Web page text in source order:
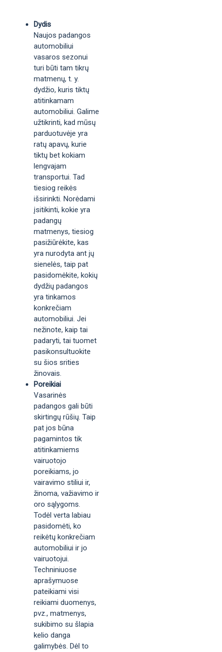
Dydis
Naujos padangos
automobiliui
vasaros sezonui
turi būti tam tikrų
matmenų, t. y.
dydžio, kuris tiktų
atitinkamam
automobiliui. Galime
užtikrinti, kad mūsų
parduotuvėje yra
ratų apavų, kurie
tiktų bet kokiam
lengvajam
transportui. Tad
tiesiog reikės
išsirinkti. Norėdami
įsitikinti, kokie yra
padangų
matmenys, tiesiog
pasižiūrėkite, kas
yra nurodyta ant jų
sienelės, taip pat
pasidomėkite, kokių
dydžių padangos
yra tinkamos
konkrečiam
automobiliui. Jei
nežinote, kaip tai
padaryti, tai tuomet
pasikonsultuokite
su šios srities
žinovais.
Poreikiai
Vasarinės
padangos gali būti
skirtingų rūšių. Taip
pat jos būna
pagamintos tik
atitinkamiems
vairuotojo
poreikiams, jo
vairavimo stiliui ir,
žinoma, važiavimo ir
oro sąlygoms.
Todėl verta labiau
pasidomėti, ko
reikėtų konkrečiam
automobiliui ir jo
vairuotojui.
Techniniuose
aprašymuose
pateikiami visi
reikiami duomenys,
pvz., matmenys,
sukibimo su šlapia
kelio danga
galimybės. Dėl to